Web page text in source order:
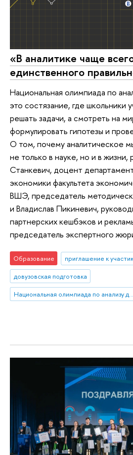
«В аналитике чаще
единственного
Национальная олимпиада по
это состязание, где школьники
решать задачи, а смотреть на
формулировать гипотезы и
О том, почему аналитическое
не только в науке, но и в жизни,
Станкевич, доцент
экономики факультета
ВШЭ, председатель
и Владислав Пикиневич,
партнерских кешбэков и
председатель экспертного
Образование
приглашение к
довузовская подготовка
Национальная олимпиада по анализу данных «DANO»